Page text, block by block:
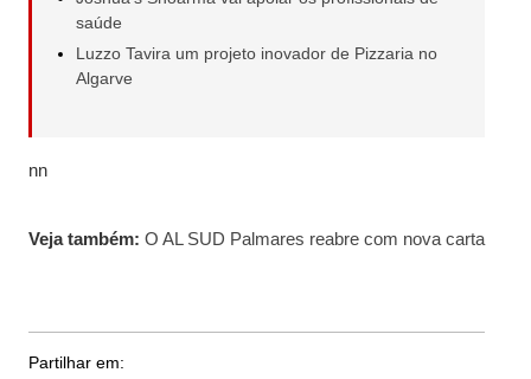
saúde
Luzzo Tavira um projeto inovador de Pizzaria no
Algarve
nn
Veja também: O AL SUD Palmares reabre com nova carta
Partilhar em: